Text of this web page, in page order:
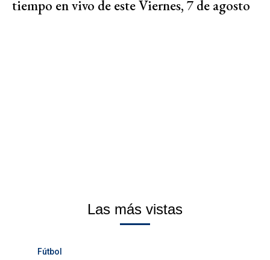
tiempo en vivo de este Viernes, 7 de agosto
Las más vistas
Fútbol